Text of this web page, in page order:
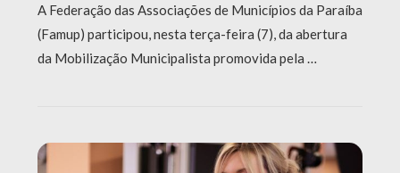
A Federação das Associações de Municípios da Paraíba
(Famup) participou, nesta terça-feira (7), da abertura
da Mobilização Municipalista promovida pela …